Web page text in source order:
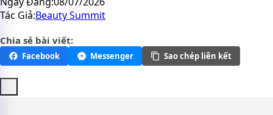
Tác Giả:Beauty Summit
Chia sẻ bài viết:
Facebook Messenger Sao chép liên kết